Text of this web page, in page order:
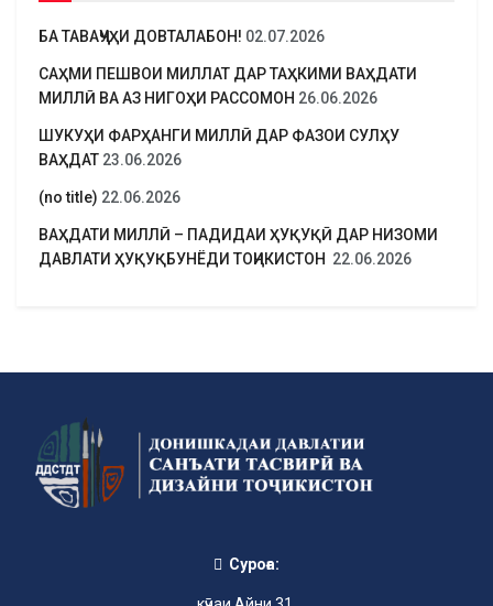
БА ТАВАҶҶУҲИ ДОВТАЛАБОН! 02.07.2026
САҲМИ ПЕШВОИ МИЛЛАТ ДАР ТАҲКИМИ ВАҲДАТИ
МИЛЛӢ ВА АЗ НИГОҲИ РАССОМОН 26.06.2026
ШУКУҲИ ФАРҲАНГИ МИЛЛӢ ДАР ФАЗОИ СУЛҲУ
ВАҲДАТ 23.06.2026
(no title) 22.06.2026
ВАҲДАТИ МИЛЛӢ – ПАДИДАИ ҲУҚУҚӢ ДАР НИЗОМИ
ДАВЛАТИ ҲУҚУҚБУНЁДИ ТОҶИКИСТОН 22.06.2026
Суроға: